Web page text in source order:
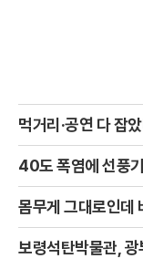
먹거리·공연 다 잡
40도 폭염에 선풍
몸무게 그대로인데
보령석탄박물관, 광